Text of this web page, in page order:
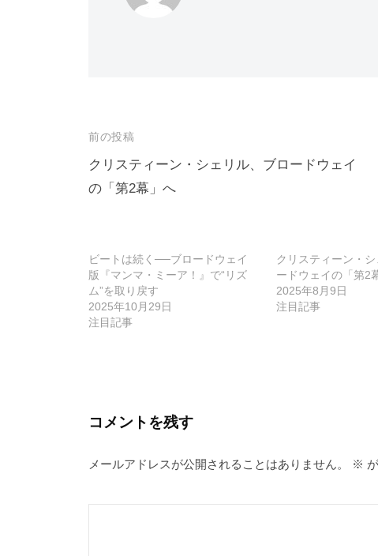
投
稿
ナ
ー
シ
ョ
前の投稿
クリスティーン・シェリル、ブロードウェイ
の「第2幕」へ
ビートは続く──ブロードウェイ
版『マンマ・ミーア！』で“リズ
ム”を取り戻す
2025年10月29日
注目記事
クリスティーン・
ードウェイの「第2
2025年8月9日
注目記事
コメントを残す
メールアドレスが公開されることはありません。 ※